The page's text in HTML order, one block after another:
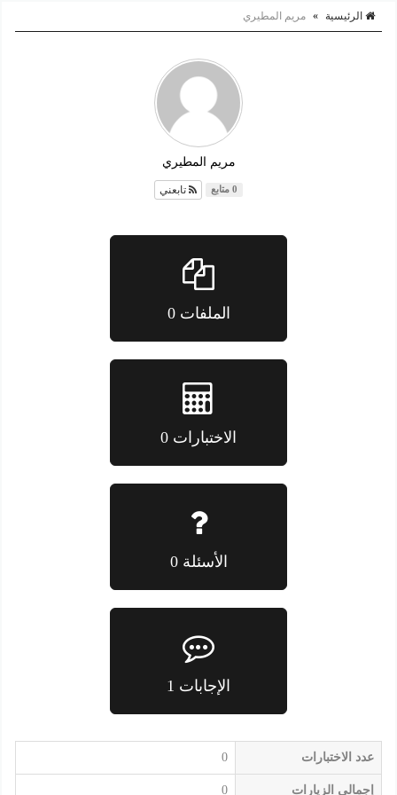
الرئيسية » مريم المطيري
مريم المطيري
0 متابع تابعني
الملفات 0
الاختبارات 0
الأسئلة 0
الإجابات 1
عدد الاختبارات 0
إجمالي الزيارات 0